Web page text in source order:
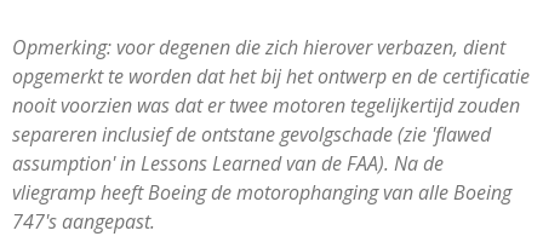
Opmerking: voor degenen die zich hierover verbazen, dient
opgemerkt te worden dat het bij het ontwerp en de certificatie
nooit voorzien was dat er twee motoren tegelijkertijd zouden
separeren inclusief de ontstane gevolgschade (zie 'flawed
assumption' in Lessons Learned van de FAA). Na de
vliegramp heeft Boeing de motorophanging van alle Boeing
747's aangepast.